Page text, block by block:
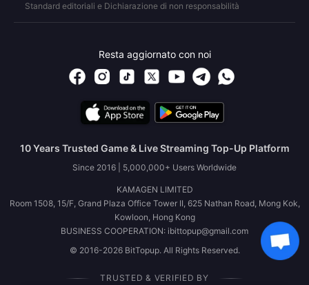
Standard editoriali e Dichiarazione di non responsabilità
Resta aggiornato con noi
10 Years Trusted Game & Live Streaming Top-Up Platform
Since 2016 | 5,000,000+ Users Worldwide
KAMAGEN LIMITED
Room 1508, 15/F, Grand Plaza Office Tower II, 625 Nathan Road, Mong Kok,
Kowloon, Hong Kong
BUSINESS COOPERATION: ibittopup@gmail.com
© 2016-2026 BitTopup. All Rights Reserved.
TRUSTED & VERIFIED BY